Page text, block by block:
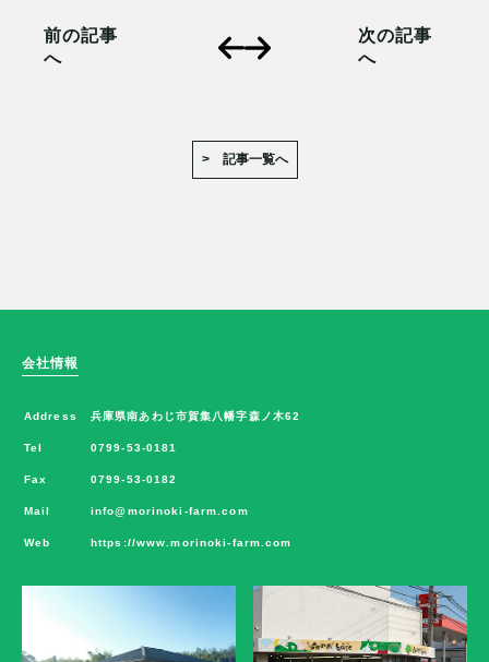
前の記事
へ
次の記事
へ
> 記事一覧へ
会社情報
Address 兵庫県南あわじ市賀集八幡字森ノ木62
Tel 0799-53-0181
Fax 0799-53-0182
Mail info@morinoki-farm.com
Web https://www.morinoki-farm.com